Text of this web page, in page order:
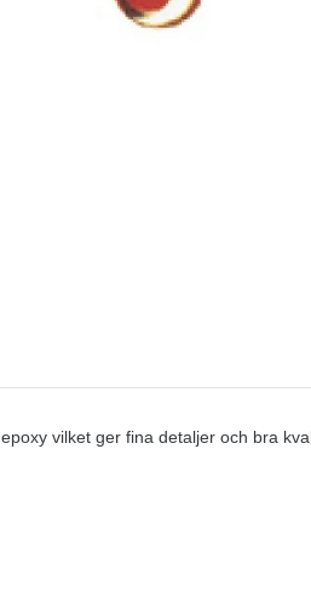
vilket ger fina detaljer och bra